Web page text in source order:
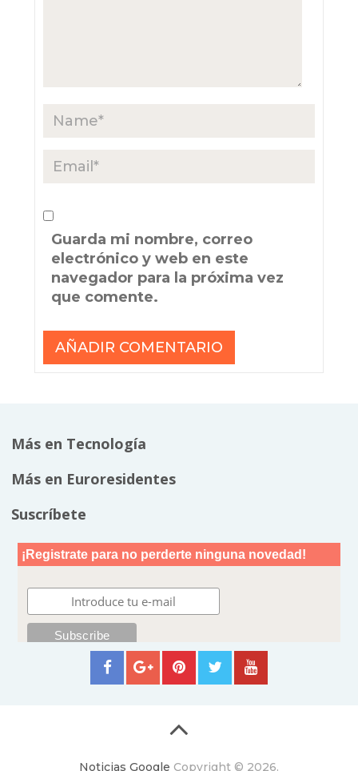
Guarda mi nombre, correo
electrónico y web en este
navegador para la próxima vez
que comente.
Más en Tecnología
Más en Euroresidentes
Suscríbete
Noticias Google Copyright © 2026.